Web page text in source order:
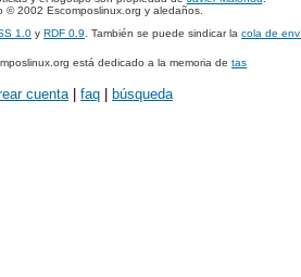
© 2002 Escomposlinux.org y aledaños.
1.0 y RDF 0.9 . También se puede sindicar la cola de
está dedicado a la memoria de tas
cuenta| faq búsqueda